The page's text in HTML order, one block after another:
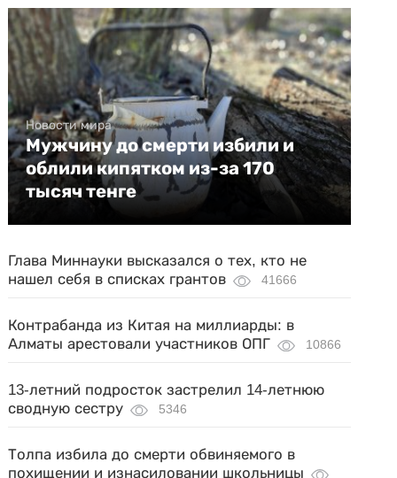
Новости мира
Мужчину до смерти избили и
облили кипятком из-за 170
тысяч тенге
Глава Миннауки высказался о тех, кто не
нашел себя в списках грантов
41666
Контрабанда из Китая на миллиарды: в
Алматы арестовали участников ОПГ
10866
13-летний подросток застрелил 14-летнюю
сводную сестру
5346
Толпа избила до смерти обвиняемого в
похищении и изнасиловании школьницы